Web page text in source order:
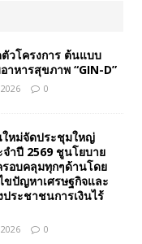
วโครงการ ต้นแบบ
าหารสุขภาพ “GIN-D”
0
หม่จัดประชุมใหญ่
ำปี 2569 ชูนโยบาย
อบคลุมทุกๆด้านโดย
ขปัญหาเศรษฐกิจและ
ระชาชนการเงินไร้
0